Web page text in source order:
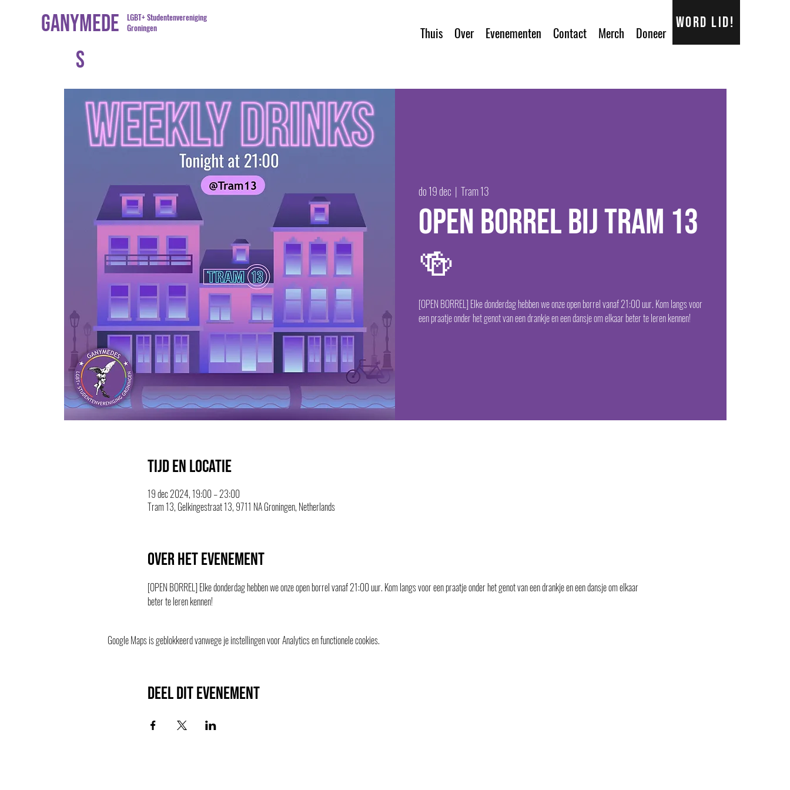
Ganymede
s
LGBT+ Studentenvereniging
Groningen
Thuis Over Evenementen Contact Merch Doneer
Word lid!
do 19 dec
  |
Tram 13
Open borrel bij Tram 13
🍻
[OPEN BORREL] Elke donderdag hebben we onze open borrel vanaf 21:00 uur. Kom langs voor
een praatje onder het genot van een drankje en een dansje om elkaar beter te leren kennen!
Tijd en locatie
19 dec 2024, 19:00 – 23:00
Tram 13, Gelkingestraat 13, 9711 NA Groningen, Netherlands
Over het evenement
[OPEN BORREL] Elke donderdag hebben we onze open borrel vanaf 21:00 uur. Kom langs voor een praatje onder het genot van een drankje en een dansje om elkaar
beter te leren kennen!
Google Maps is geblokkeerd vanwege je instellingen voor Analytics en functionele cookies.
Deel dit evenement